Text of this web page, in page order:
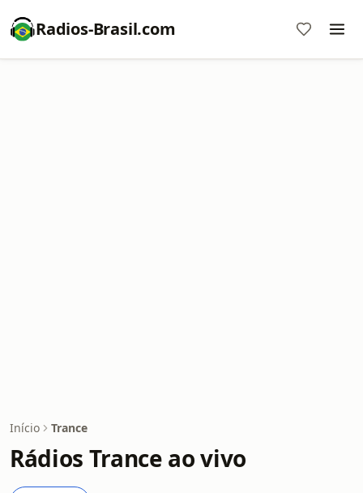
Radios-Brasil.com
Início Trance
Rádios Trance ao vivo